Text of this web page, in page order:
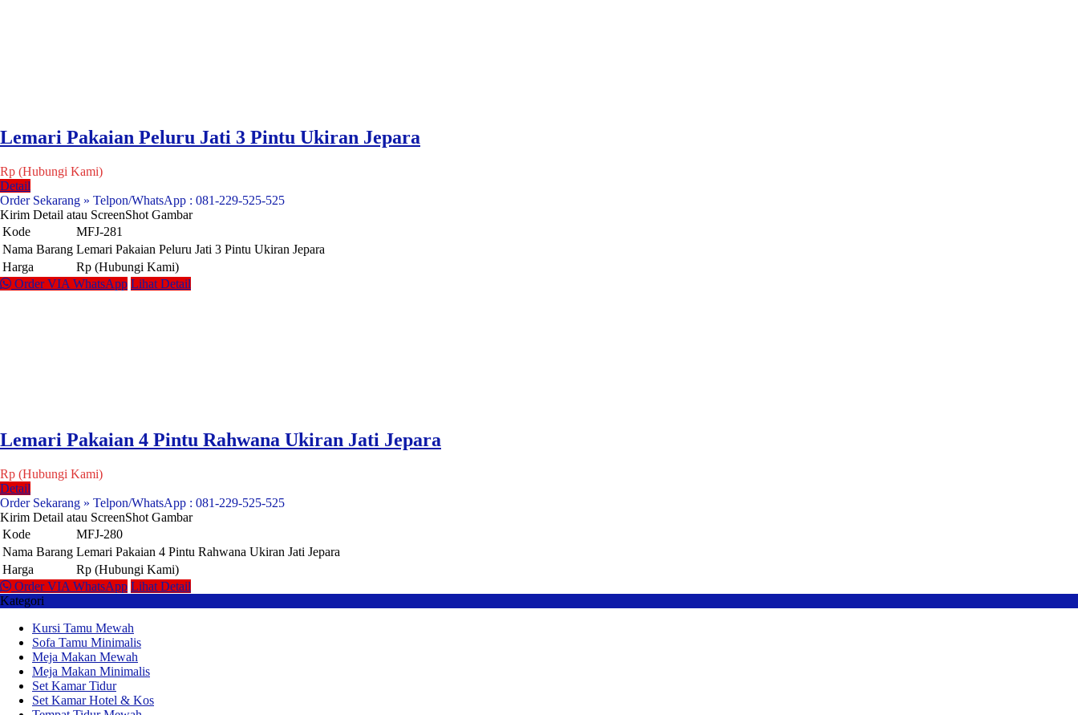
Lemari Pakaian Peluru Jati 3 Pintu Ukiran Jepara
Rp (Hubungi Kami)
Detail
Order Sekarang » Telpon/WhatsApp : 081-229-525-525
Kirim Detail atau ScreenShot Gambar
Kode
MFJ-281
Nama Barang Lemari Pakaian Peluru Jati 3 Pintu Ukiran Jepara
Harga
Rp (Hubungi Kami)
Order VIA WhatsApp Lihat Detail
Lemari Pakaian 4 Pintu Rahwana Ukiran Jati Jepara
Rp (Hubungi Kami)
Detail
Order Sekarang » Telpon/WhatsApp : 081-229-525-525
Kirim Detail atau ScreenShot Gambar
Kode
MFJ-280
Nama Barang Lemari Pakaian 4 Pintu Rahwana Ukiran Jati Jepara
Harga
Rp (Hubungi Kami)
Order VIA WhatsApp Lihat Detail
Kategori
Kursi Tamu Mewah
Sofa Tamu Minimalis
Meja Makan Mewah
Meja Makan Minimalis
Set Kamar Tidur
Set Kamar Hotel & Kos